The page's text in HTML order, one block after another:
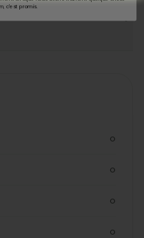
0
0
0
0
c'est promis.